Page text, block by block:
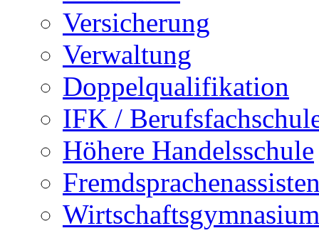
Versicherung
Verwaltung
Doppelqualifikation
IFK /
Höhere Handelsschule
Wirtschaftsgymnasium